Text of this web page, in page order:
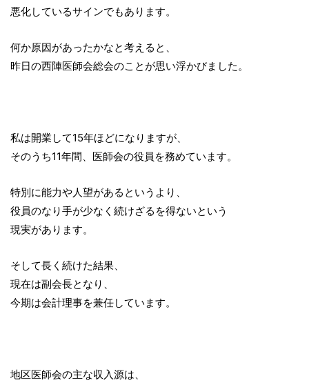
悪化しているサインでもあります。
何か原因があったかなと考えると、
昨日の西陣医師会総会のことが思い浮かびました。
私は開業して15年ほどになりますが、
そのうち11年間、医師会の役員を務めています。
特別に能力や人望があるというより、
役員のなり手が少なく続けざるを得ないという
現実があります。
そして長く続けた結果、
現在は副会長となり、
今期は会計理事を兼任しています。
地区医師会の主な収入源は、